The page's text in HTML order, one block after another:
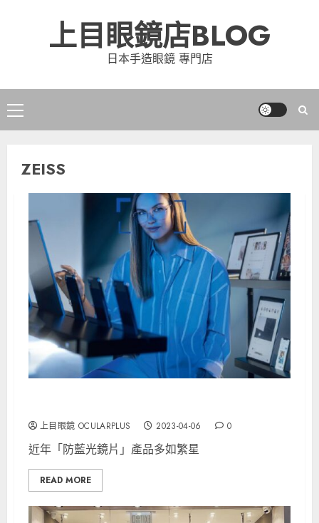
上目眼鏡店BLOG
日本手造眼鏡 專門店
Primary
Menu
ZEISS
上目眼鏡 OCULARPLUS 2023-04-06 0
近年「防藍光鏡片」產品多如繁星
READ MORE